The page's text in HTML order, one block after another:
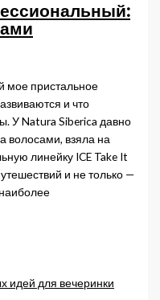
мое пристальное
и что
У Natura Siberica давно
волосами, взяла на
линейку ICE Take It
и не только —